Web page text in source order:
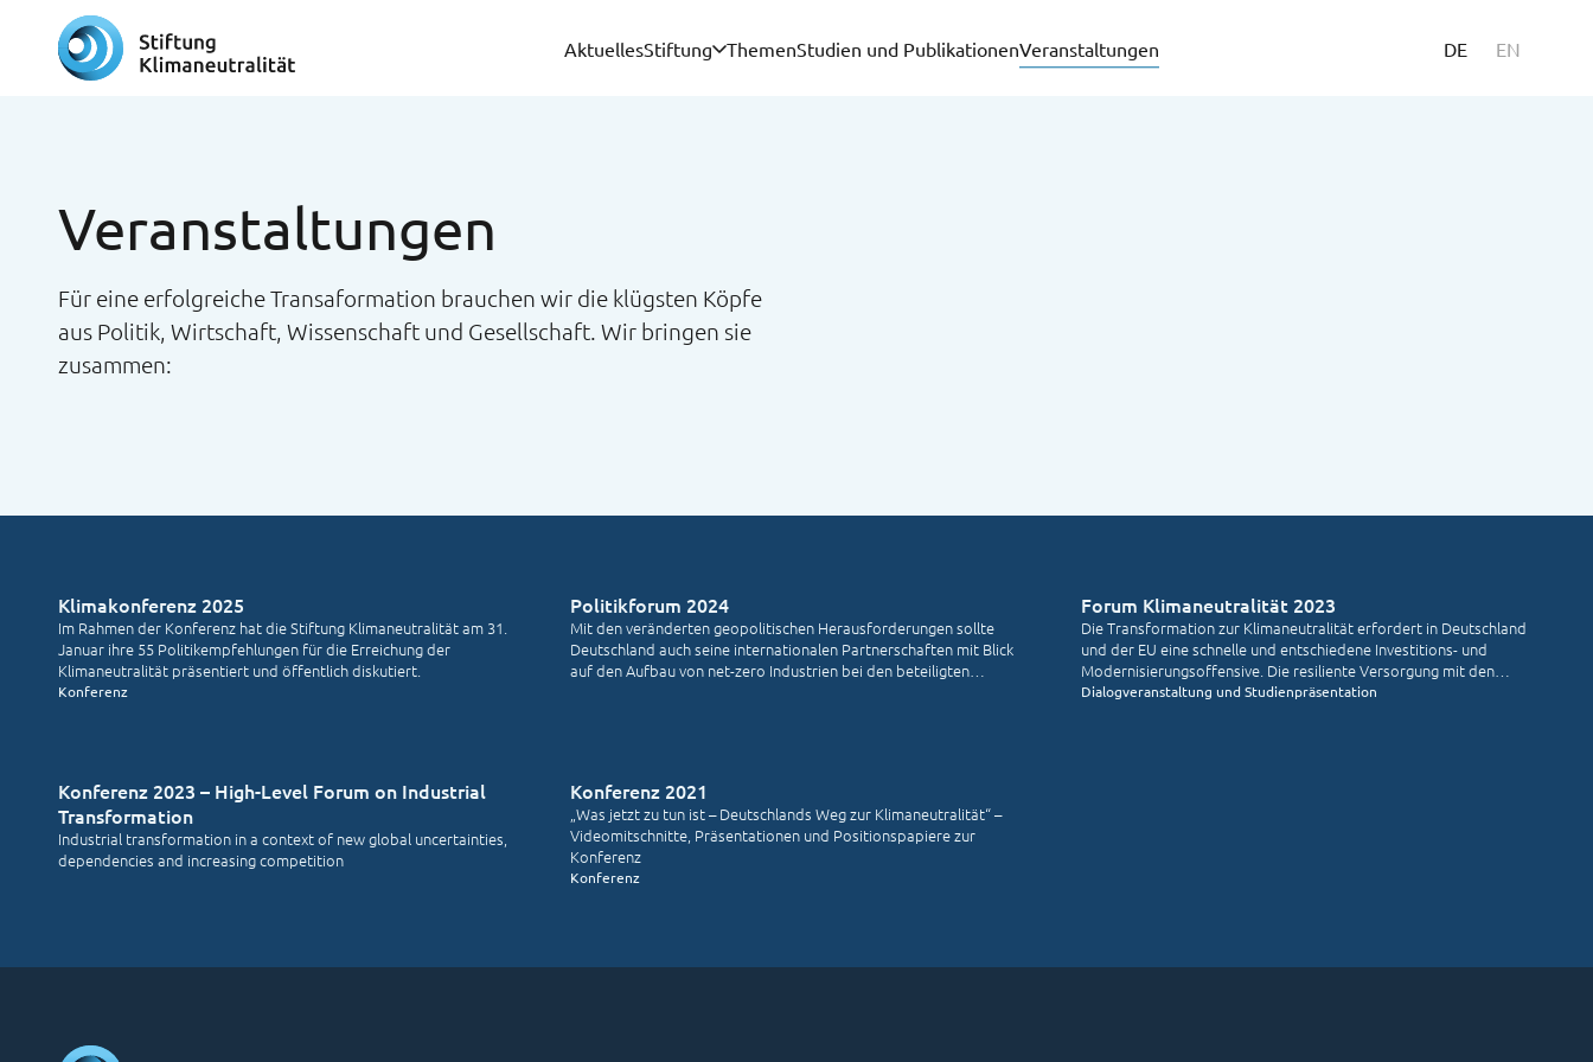
AktuellesStiftung ThemenStudien und PublikationenVeranstaltungen DE EN
Veranstaltungen
Für eine erfolgreiche Transaformation brauchen wir die klügsten Köpfe
aus Politik, Wirtschaft, Wissenschaft und Gesellschaft. Wir bringen sie
zusammen:
Klimakonferenz 2025
Im Rahmen der Konferenz hat die Stiftung Klimaneutralität am 31.
Januar ihre 55 Politikempfehlungen für die Erreichung der
Klimaneutralität präsentiert und öffentlich diskutiert.
Konferenz
Politikforum 2024
Mit den veränderten geopolitischen Herausforderungen sollte
Deutschland auch seine internationalen Partnerschaften mit Blick
auf den Aufbau von net-zero Industrien bei den beteiligten
Forum Klimaneutralität 2023
Die Transformation zur Klimaneutralität erfordert in Deutschland
und der EU eine schnelle und entschiedene Investitions- und
Modernisierungsoffensive. Die resiliente Versorgung mit den
dafür notwendigen Rohstoffen und strategischen Gütern ist
Dialogveranstaltung und Studienpräsentation
Konferenz 2023 – High-Level Forum on Industrial
Transformation
Industrial transformation in a context of new global uncertainties,
dependencies and increasing competition
Konferenz 2021
„Was jetzt zu tun ist – Deutschlands Weg zur Klimaneutralität“ –
Videomitschnitte, Präsentationen und Positionspapiere zur
Konferenz
Konferenz